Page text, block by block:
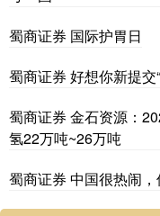
蜀商证券 国际护胃日
蜀商证券 好想你新提
蜀商证券 金石资源：
氢22万吨~26万吨
蜀商证券 中国很热闹